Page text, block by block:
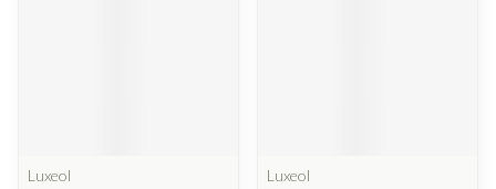
Luxeol
Luxeol